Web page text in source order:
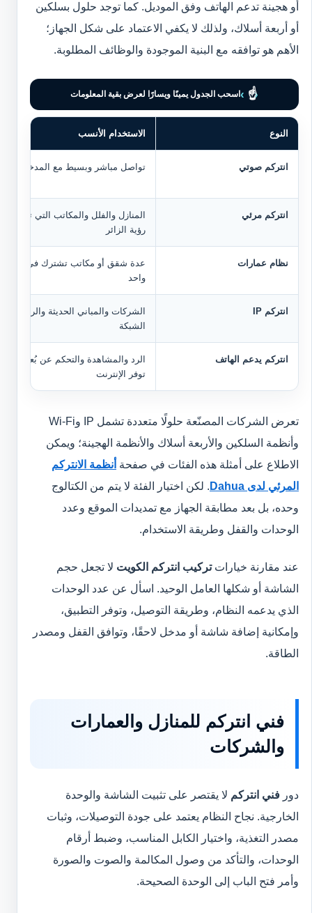
أو هجينة تدعم الهاتف وفق الموديل. كما توجد حلول بسلكين
أو أربعة أسلاك، ولذلك لا يكفي الاعتماد على شكل الجهاز؛
الأهم هو توافقه مع البنية الموجودة والوظائف المطلوبة.
‹
☝
› اسحب الجدول يمينًا ويسارًا لعرض بقية المعلومات
النوع الاستخدام الأنسب
انتركم صوتي تواصل مباشر وبسيط مع المدخل
انتركم مرئي
المنازل والفلل والمكاتب التي تحتاج
رؤية الزائر
نظام عمارات
عدة شقق أو مكاتب تشترك في مدخل
واحد
انتركم IP
الشركات والمباني الحديثة والربط عبر
الشبكة
انتركم يدعم الهاتف
الرد والمشاهدة والتحكم عن بُعد عند
توفر الإنترنت
تعرض الشركات المصنّعة حلولًا متعددة تشمل IP وWi-Fi
وأنظمة السلكين والأربعة أسلاك والأنظمة الهجينة؛ ويمكن
الاطلاع على أمثلة هذه الفئات في صفحة أنظمة الانتركم
المرئي لدى Dahua
. لكن اختيار الفئة لا يتم من الكتالوج
وحده، بل بعد مطابقة الجهاز مع تمديدات الموقع وعدد
الوحدات والقفل وطريقة الاستخدام.
عند مقارنة خياراتتركيب انتركم الكويت لا تجعل حجم
الشاشة أو شكلها العامل الوحيد. اسأل عن عدد الوحدات
الذي يدعمه النظام، وطريقة التوصيل، وتوفر التطبيق،
وإمكانية إضافة شاشة أو مدخل لاحقًا، وتوافق القفل ومصدر
الطاقة.
فني انتركم للمنازل والعمارات
والشركات
دور فني انتركم لا يقتصر على تثبيت الشاشة والوحدة
الخارجية. نجاح النظام يعتمد على جودة التوصيلات، وثبات
مصدر التغذية، واختيار الكابل المناسب، وضبط أرقام
الوحدات، والتأكد من وصول المكالمة والصوت والصورة
وأمر فتح الباب إلى الوحدة الصحيحة.